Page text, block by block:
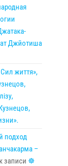
Джйотиша
життя»,
подход
–
к записи ☸